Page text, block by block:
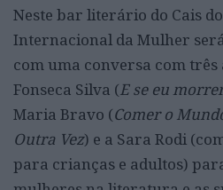
Neste bar literário do Cais
Internacional da Mulher
com uma conversa com
Fonseca Silva (E se eu
Maria Bravo (Comer o
Outra Vez) e a Sara Rodi
para crianças e adultos)